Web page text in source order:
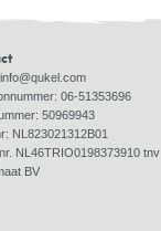
info@qukel.com
06-51353696
50969943
NL823021312B01
NL46TRIO0198373910 tnv
BV